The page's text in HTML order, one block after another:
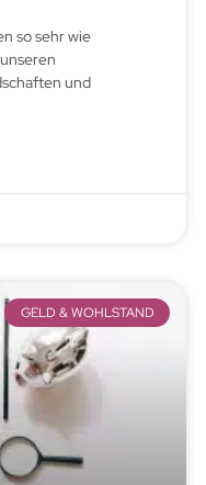
so sehr wie
und
GELD & WOHLSTAND